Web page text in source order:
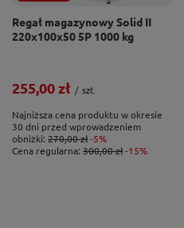
Regał magazynowy Solid II
220x100x50 5P 1000 kg
255,00 zł / szt.
Najniższa cena produktu w okresie
30 dni przed wprowadzeniem
obniżki: 270,00 zł-5%
Cena regularna: 300,00 zł-15%